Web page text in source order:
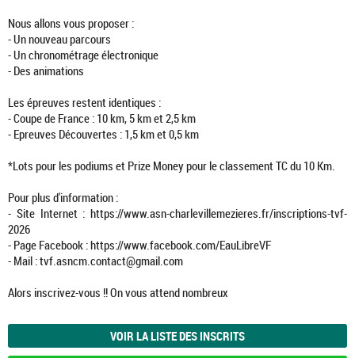
Nous allons vous proposer :
- Un nouveau parcours
- Un chronométrage électronique
- Des animations
Les épreuves restent identiques :
- Coupe de France : 10 km, 5 km et 2,5 km
- Epreuves Découvertes : 1,5 km et 0,5 km
*Lots pour les podiums et Prize Money pour le classement TC du 10 Km.
Pour plus d'information :
- Site Internet : https://www.asn-charlevillemezieres.fr/inscriptions-tvf-
2026
- Page Facebook : https://www.facebook.com/EauLibreVF
- Mail : tvf.asncm.contact@gmail.com
Alors inscrivez-vous !! On vous attend nombreux
VOIR LA LISTE DES INSCRITS